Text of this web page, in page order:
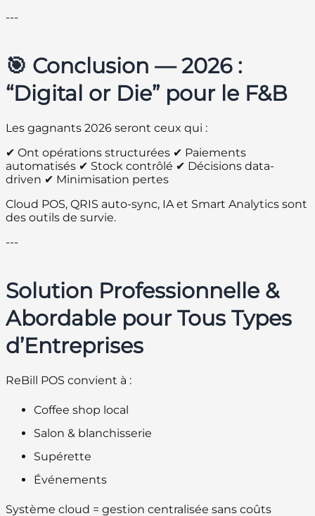
---
🎯 Conclusion — 2026 :
“Digital or Die” pour le F&B
Les gagnants 2026 seront ceux qui :
✔ Ont opérations structurées ✔ Paiements
automatisés ✔ Stock contrôlé ✔ Décisions data-
driven ✔ Minimisation pertes
Cloud POS, QRIS auto-sync, IA et Smart Analytics sont
des outils de survie.
---
Solution Professionnelle &
Abordable pour Tous Types
d’Entreprises
ReBill POS convient à :
Coffee shop local
Salon & blanchisserie
Supérette
Événements
Système cloud = gestion centralisée sans coûts